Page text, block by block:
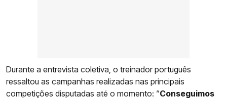
Durante a entrevista coletiva, o treinador português
ressaltou as campanhas realizadas nas principais
competições disputadas até o momento: “Conseguimos